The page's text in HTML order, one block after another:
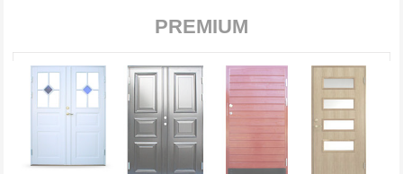
PREMIUM